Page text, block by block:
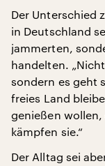
Der Unterschied
in Deutschland
jammerten,
handelten.
sondern es geht
freies Land
genießen
kämpfen sie.“
Der Alltag sei